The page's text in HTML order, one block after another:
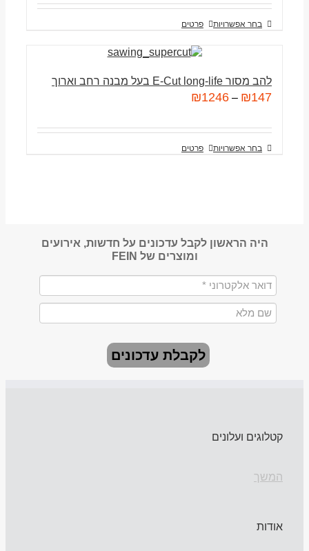
בחר אפשרויות פרטים
להב מסור E-Cut long-life בעל מבנה רחב וארוך
₪147
–
₪1246
בחר אפשרויות פרטים
היה הראשון לקבל עדכונים על חדשות, אירועים
ומוצרים של FEIN
לקבלת עדכונים
קטלוגים ועלונים
המשך
אודות